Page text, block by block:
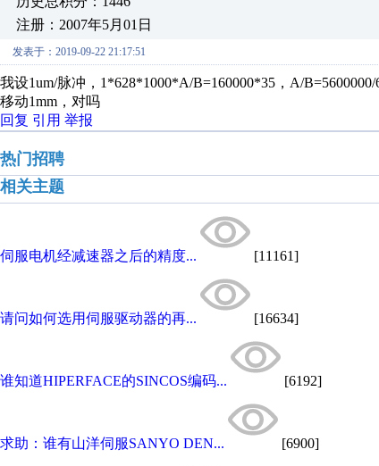
注册：2007年5月01日
发表于：2019-09-22 21:17:51
我设1um/脉冲，1*628*1000*A/B=160000*35，A/
移动1mm，对吗
回复 引用 举报
热门招聘
相关主题
伺服电机经减速器之后的精度... [11161]
请问如何选用伺服驱动器的再... [16634]
谁知道HIPERFACE的SINCOS编码... [6192]
求助：谁有山洋伺服SANYO DEN... [6900]